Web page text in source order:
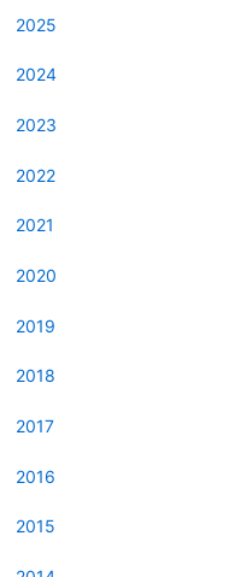
2025
2024
2023
2022
2021
2020
2019
2018
2017
2016
2015